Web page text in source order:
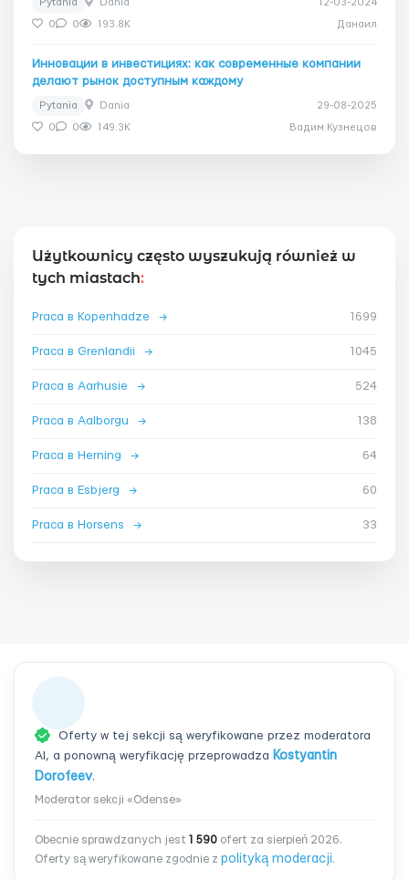
Pytania Dania 12-03-2024
0 0 193.8K Данаил
Инновации в инвестициях: как современные компании
делают рынок доступным каждому
Pytania Dania 29-08-2025
0 0 149.3K Вадим Кузнецов
Użytkownicy często wyszukują również w
tych miastach:
Praca в Kopenhadze → 1699
Praca в Grenlandii → 1045
Praca в Aarhusie → 524
Praca в Aalborgu → 138
Praca в Herning → 64
Praca в Esbjerg → 60
Praca в Horsens → 33
Oferty w tej sekcji są weryfikowane przez moderatora
AI, a ponowną weryfikację przeprowadza Kostyantin
Dorofeev.
Moderator sekcji «Odense»
Obecnie sprawdzanych jest 1 590 ofert za sierpień 2026.
Oferty są weryfikowane zgodnie z polityką moderacji.